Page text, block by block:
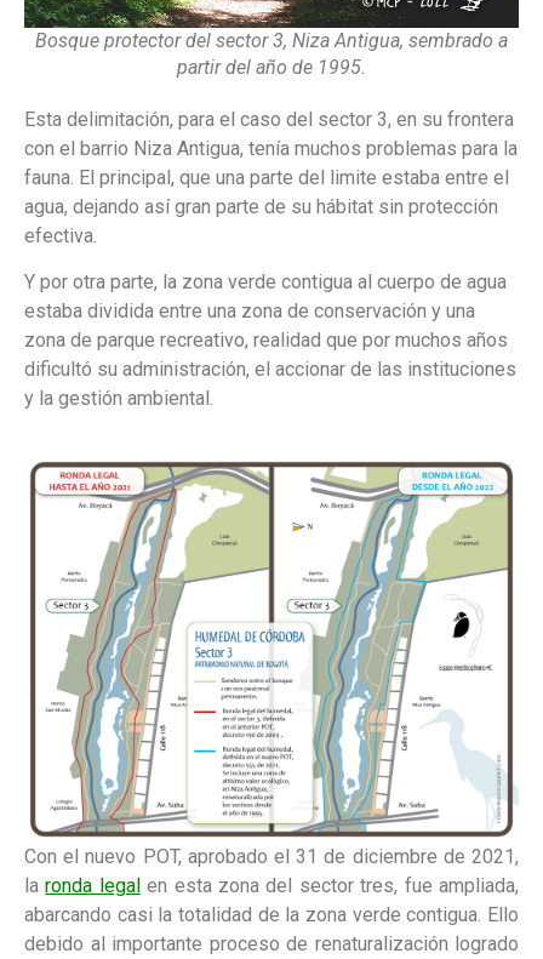
Bosque protector del sector 3, Niza Antigua, sembrado a
partir del año de 1995.
Esta delimitación, para el caso del sector 3, en su frontera
con el barrio Niza Antigua, tenía muchos problemas para la
fauna. El principal, que una parte del limite estaba entre el
agua, dejando así gran parte de su hábitat sin protección
efectiva.
Y por otra parte, la zona verde contigua al cuerpo de agua
estaba dividida entre una zona de conservación y una
zona de parque recreativo, realidad que por muchos años
dificultó su administración, el accionar de las instituciones
y la gestión ambiental.
Con el nuevo POT, aprobado el 31 de diciembre de 2021,
laronda legalen esta zona del sector tres, fue ampliada,
abarcando casi la totalidad de la zona verde contigua. Ello
debido al importante proceso de renaturalización logrado